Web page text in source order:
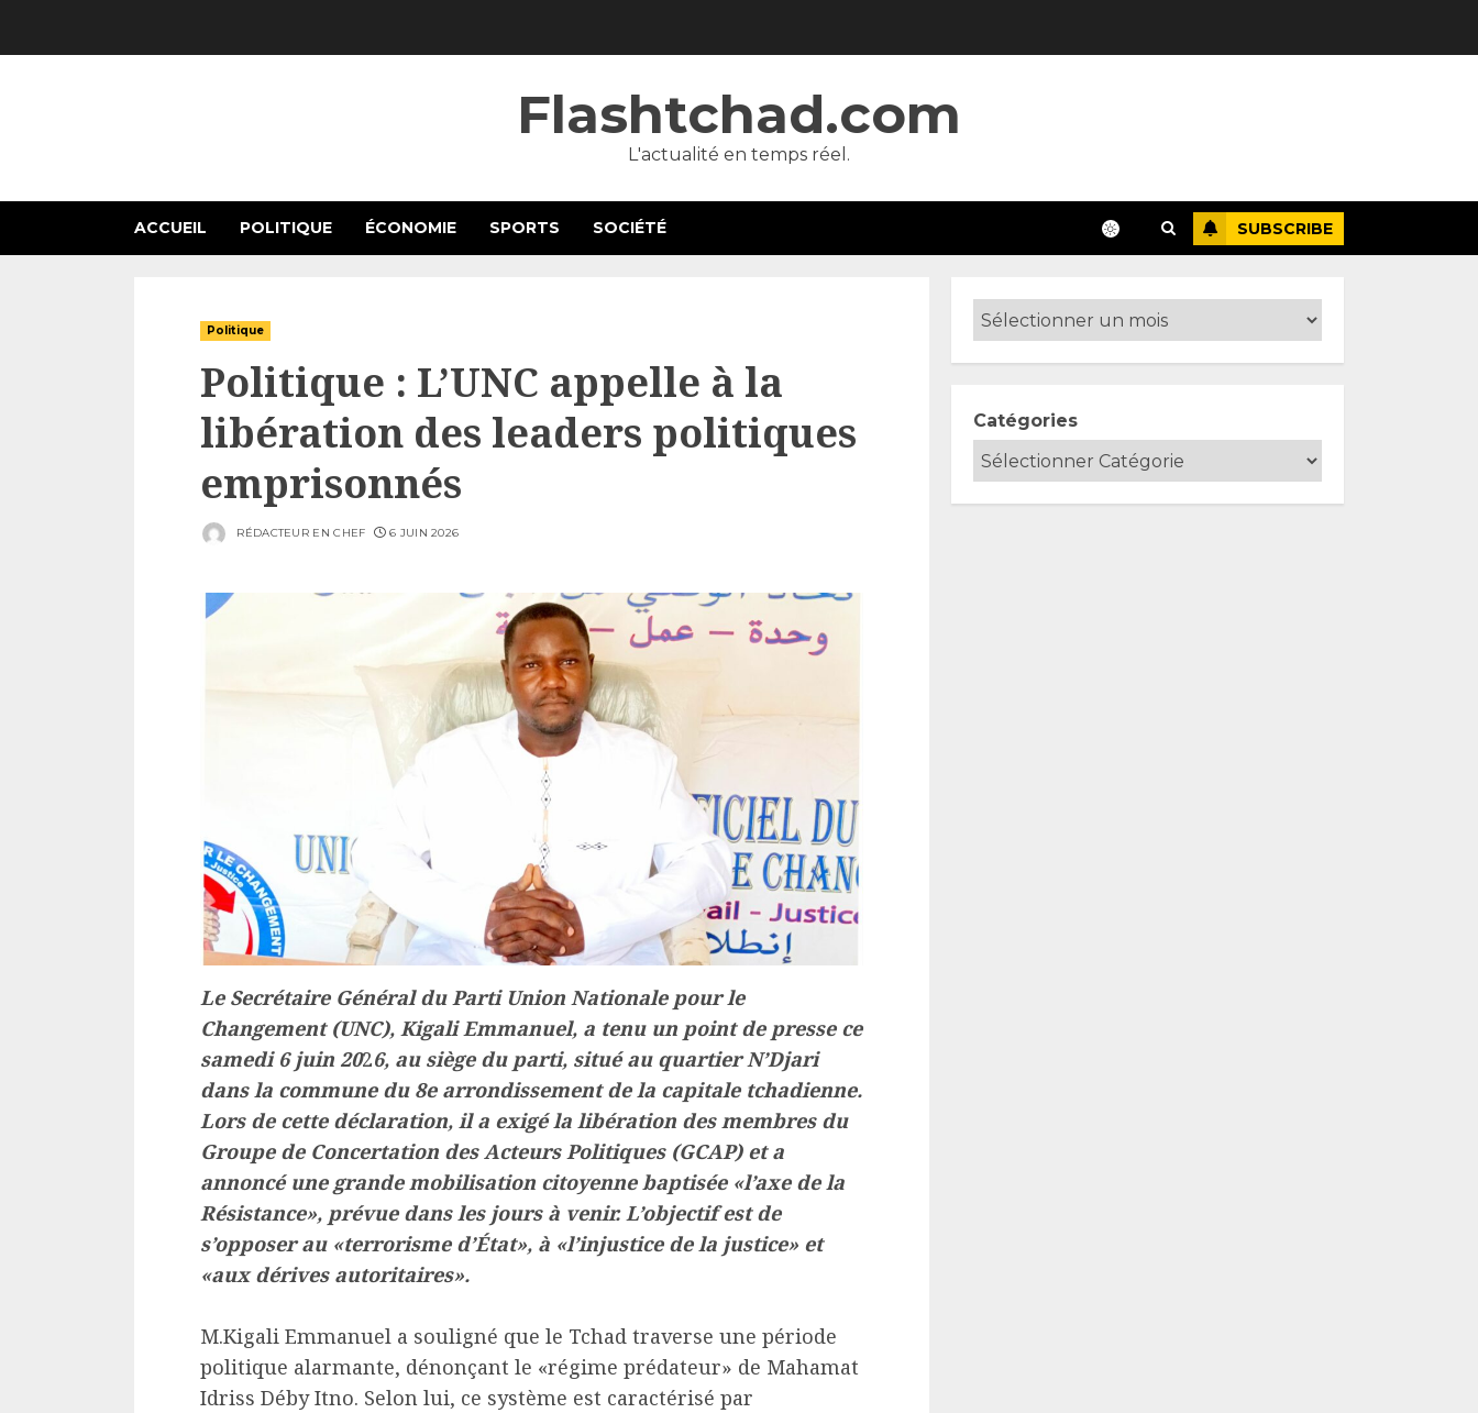
Flashtchad.com
L'actualité en temps réel.
ACCUEIL POLITIQUE ÉCONOMIE SPORTS SOCIÉTÉ SUBSCRIBE
Politique
Politique : L’UNC appelle à la
libération des leaders politiques
emprisonnés
RÉDACTEUR EN CHEF 6 JUIN 2026
Le Secrétaire Général du Parti Union Nationale pour le
Changement (UNC), Kigali Emmanuel, a tenu un point de presse ce
samedi 6 juin 2026, au siège du parti, situé au quartier N’Djari
dans la commune du 8e arrondissement de la capitale tchadienne.
Lors de cette déclaration, il a exigé la libération des membres du
Groupe de Concertation des Acteurs Politiques (GCAP) et a
annoncé une grande mobilisation citoyenne baptisée «l’axe de la
Résistance», prévue dans les jours à venir. L’objectif est de
s’opposer au «terrorisme d’État», à «l’injustice de la justice» et
«aux dérives autoritaires».
M.Kigali Emmanuel a souligné que le Tchad traverse une période
politique alarmante, dénonçant le «régime prédateur» de Mahamat
Idriss Déby Itno. Selon lui, ce système est caractérisé par
Catégories